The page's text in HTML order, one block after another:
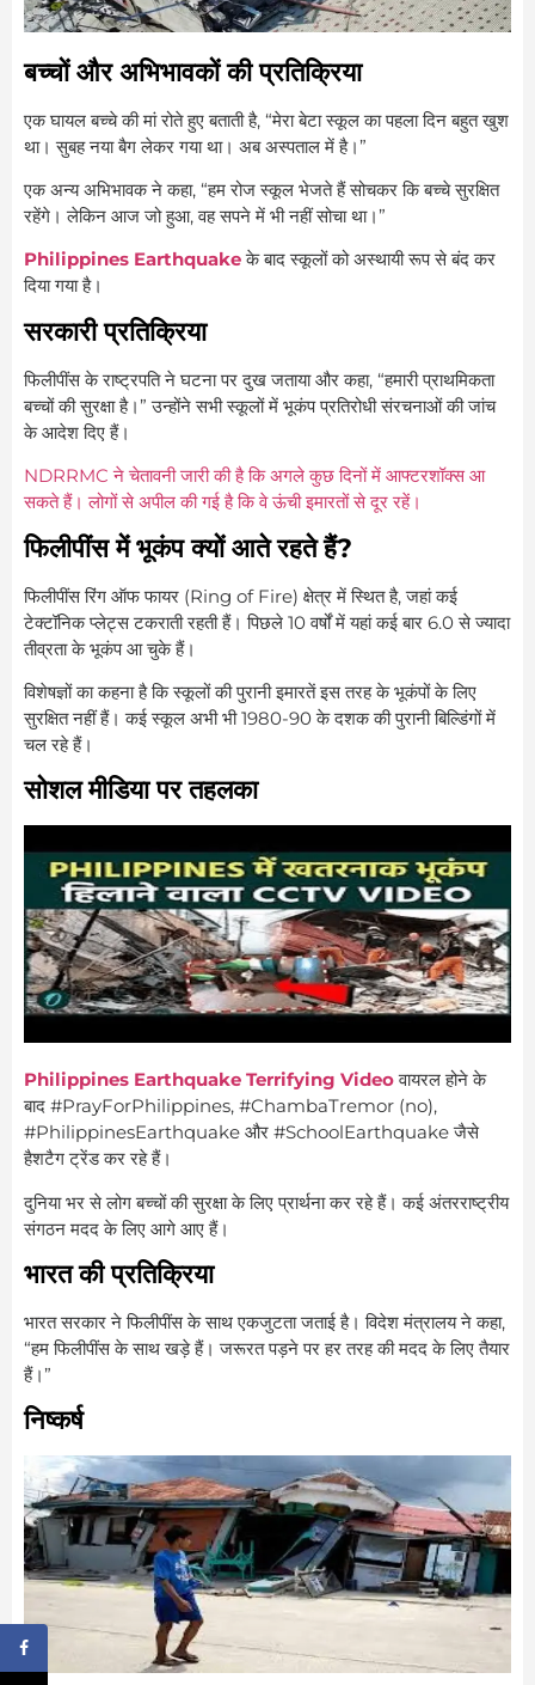
बच्चों और अभिभावकों की प्रतिक्रिया
एक घायल बच्चे की मां रोते हुए बताती है, “मेरा बेटा स्कूल का पहला दिन बहुत खुश
था। सुबह नया बैग लेकर गया था। अब अस्पताल में है।”
एक अन्य अभिभावक ने कहा, “हम रोज स्कूल भेजते हैं सोचकर कि बच्चे सुरक्षित
रहेंगे। लेकिन आज जो हुआ, वह सपने में भी नहीं सोचा था।”
Philippines Earthquakeके बाद स्कूलों को अस्थायी रूप से बंद कर
दिया गया है।
सरकारी प्रतिक्रिया
फिलीपींस के राष्ट्रपति ने घटना पर दुख जताया और कहा, “हमारी प्राथमिकता
बच्चों की सुरक्षा है।” उन्होंने सभी स्कूलों में भूकंप प्रतिरोधी संरचनाओं की जांच
के आदेश दिए हैं।
NDRRMC ने चेतावनी जारी की है कि अगले कुछ दिनों में आफ्टरशॉक्स आ
सकते हैं। लोगों से अपील की गई है कि वे ऊंची इमारतों से दूर रहें।
फिलीपींस में भूकंप क्यों आते रहते हैं?
फिलीपींस रिंग ऑफ फायर (Ring of Fire) क्षेत्र में स्थित है, जहां कई
टेक्टॉनिक प्लेट्स टकराती रहती हैं। पिछले 10 वर्षों में यहां कई बार 6.0 से ज्यादा
तीव्रता के भूकंप आ चुके हैं।
विशेषज्ञों का कहना है कि स्कूलों की पुरानी इमारतें इस तरह के भूकंपों के लिए
सुरक्षित नहीं हैं। कई स्कूल अभी भी 1980-90 के दशक की पुरानी बिल्डिंगों में
चल रहे हैं।
सोशल मीडिया पर तहलका
Philippines Earthquake Terrifying Videoवायरल होने के
बाद #PrayForPhilippines, #ChambaTremor (no),
#PhilippinesEarthquake और #SchoolEarthquake जैसे
हैशटैग ट्रेंड कर रहे हैं।
दुनिया भर से लोग बच्चों की सुरक्षा के लिए प्रार्थना कर रहे हैं। कई अंतरराष्ट्रीय
संगठन मदद के लिए आगे आए हैं।
भारत की प्रतिक्रिया
भारत सरकार ने फिलीपींस के साथ एकजुटता जताई है। विदेश मंत्रालय ने कहा,
“हम फिलीपींस के साथ खड़े हैं। जरूरत पड़ने पर हर तरह की मदद के लिए तैयार
हैं।”
निष्कर्ष